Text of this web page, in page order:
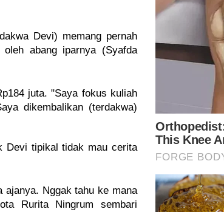
Devi) memang pernah
oleh abang iparnya (Syafda
juta. "Saya fokus kuliah
dikembalikan (terdakwa)
Devi tipikal tidak mau cerita
ajanya. Nggak tahu ke mana
Rurita Ningrum sembari